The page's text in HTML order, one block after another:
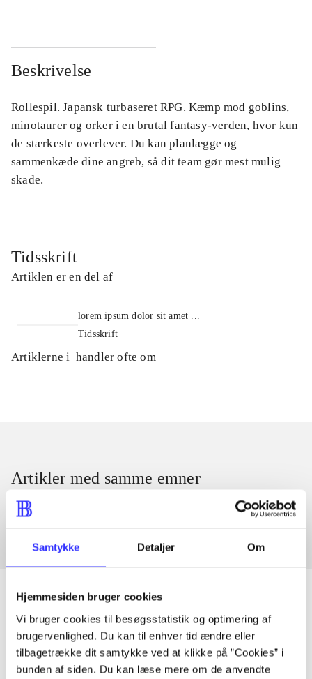
Samtykke Detaljer Om
Hjemmesiden bruger cookies
Vi bruger cookies til besøgsstatistik og optimering af
brugervenlighed. Du kan til enhver tid ændre eller
tilbagetrække dit samtykke ved at klikke på ”Cookies” i
bunden af siden. Du kan læse mere om de anvendte
Beskrivelse
Rollespil. Japansk turbaseret RPG. Kæmp mod goblins,
minotaurer og orker i en brutal fantasy-verden, hvor kun
de stærkeste overlever. Du kan planlægge og
sammenkæde dine angreb, så dit team gør mest mulig
skade.
Tidsskrift
Artiklen er en del af
lorem ipsum dolor sit amet ...
Tidsskrift
Artiklerne i handler ofte om
Artikler med samme emner
Fra
Artikler
Alle registrerede artikler fordelt på udgivelser